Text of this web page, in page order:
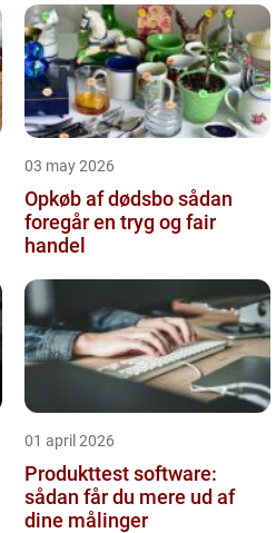
03 may 2026
Opkøb af dødsbo sådan
foregår en tryg og fair
handel
01 april 2026
Produkttest software:
sådan får du mere ud af
dine målinger